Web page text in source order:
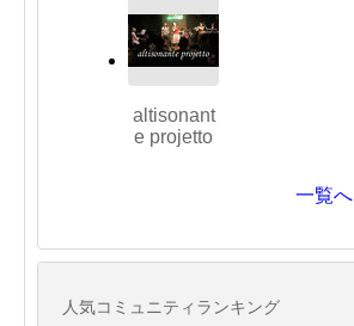
altisonant
e projetto
一覧へ
人気コミュニティランキング